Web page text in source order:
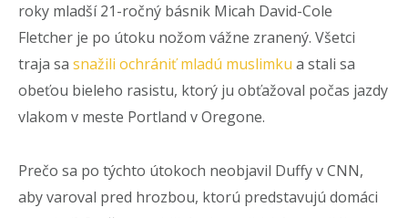
roky mladší 21-ročný básnik Micah David-Cole
Fletcher je po útoku nožom vážne zranený. Všetci
traja sa snažili ochrániť mladú muslimku a stali sa
obeťou bieleho rasistu, ktorý ju obťažoval počas jazdy
vlakom v meste Portland v Oregone.
Prečo sa po týchto útokoch neobjavil Duffy v CNN,
aby varoval pred hrozbou, ktorú predstavujú domáci